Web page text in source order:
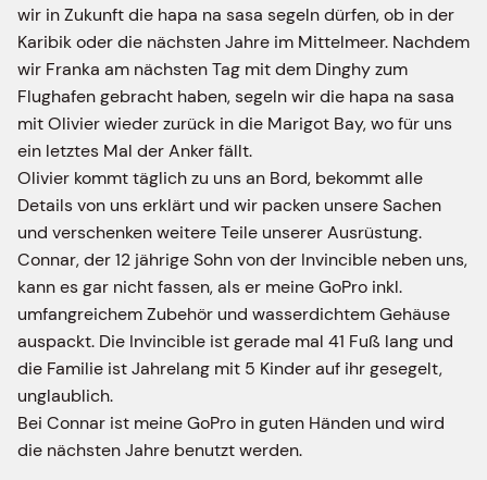
wir in Zukunft die hapa na sasa segeln dürfen, ob in der
Karibik oder die nächsten Jahre im Mittelmeer. Nachdem
wir Franka am nächsten Tag mit dem Dinghy zum
Flughafen gebracht haben, segeln wir die hapa na sasa
mit Olivier wieder zurück in die Marigot Bay, wo für uns
ein letztes Mal der Anker fällt.
Olivier kommt täglich zu uns an Bord, bekommt alle
Details von uns erklärt und wir packen unsere Sachen
und verschenken weitere Teile unserer Ausrüstung.
Connar, der 12 jährige Sohn von der Invincible neben uns,
kann es gar nicht fassen, als er meine GoPro inkl.
umfangreichem Zubehör und wasserdichtem Gehäuse
auspackt. Die Invincible ist gerade mal 41 Fuß lang und
die Familie ist Jahrelang mit 5 Kinder auf ihr gesegelt,
unglaublich.
Bei Connar ist meine GoPro in guten Händen und wird
die nächsten Jahre benutzt werden.